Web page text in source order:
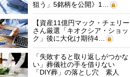
狙う」5銘柄を公開》1…
【資産11億円マック・チェリー
さん厳選「キオクシア・ショッ
ク」後に大化け期待4…
「失敗すると取り返しがつかな
い」葬儀社の手を借りない
「DIY葬」の落とし穴 素人